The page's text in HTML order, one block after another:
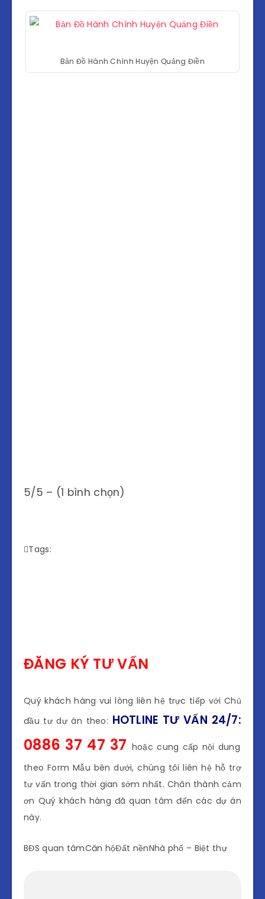
Bản Đồ Hành Chính Huyện Quảng Điền
5/5 – (1 bình chọn)
Tags:
ĐĂNG KÝ TƯ VẤN
Quý khách hàng vui lòng liên hệ trực tiếp với Chủ
đầu tư dự án theo: HOTLINE TƯ VẤN 24/7:
0886 37 47 37 hoặc cung cấp nội dung
theo Form Mẫu bên dưới, chúng tôi liên hệ hỗ trợ
tư vấn trong thời gian sớm nhất. Chân thành cảm
ơn Quý khách hàng đã quan tâm đến các dự án
này.
BĐS quan tâmCăn hộĐất nềnNhà phố – Biệt thự